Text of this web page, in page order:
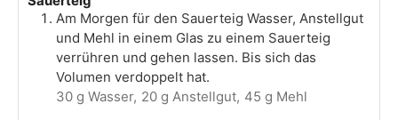
Am Morgen für den Sauerteig Wasser, Anstellgut
und Mehl in einem Glas zu einem Sauerteig
verrühren und gehen lassen. Bis sich das
Volumen verdoppelt hat.
30 g Wasser, 20 g Anstellgut, 45 g Mehl